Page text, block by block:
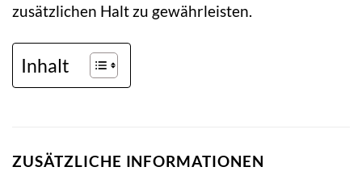
zusätzlichen Halt zu gewährleisten.
Inhalt
ZUSÄTZLICHE INFORMATIONEN